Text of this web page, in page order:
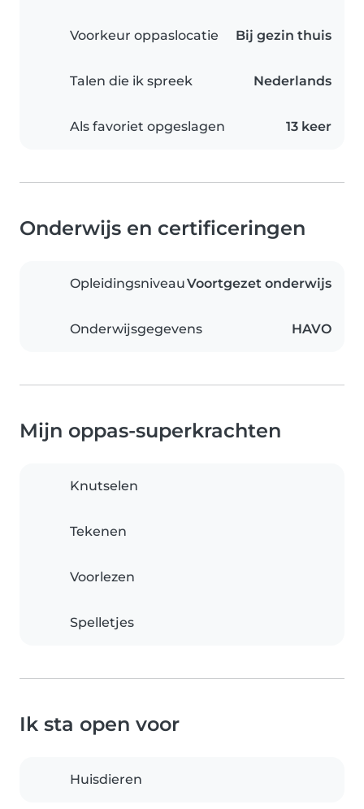
Voorkeur oppaslocatie Bij gezin thuis
Talen die ik spreek Nederlands
Als favoriet opgeslagen 13 keer
Onderwijs en certificeringen
OpleidingsniveauVoortgezet onderwijs
Onderwijsgegevens HAVO
Mijn oppas-superkrachten
Knutselen
Tekenen
Voorlezen
Spelletjes
Ik sta open voor
Huisdieren